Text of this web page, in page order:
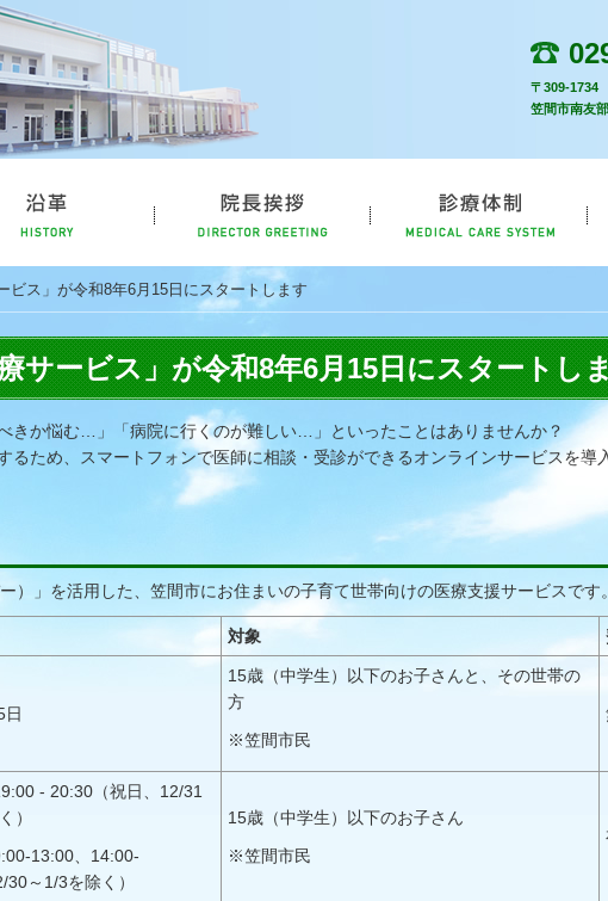
式ホームページ
〒309-1734
笠間市南友
ビス」が令和8年6月15日にスタートします
サービス」が令和8年6月15日にスタートし
きか悩む…」「病院に行くのが難しい…」といったことはありませんか？
ため、スマートフォンで医師に相談・受診ができるオンラインサービスを導
」を活用した、笠間市にお住まいの子育て世帯向けの医療支援サービスです。
対象
日
15歳（中学生）以下のお子さんと、その世帯の
方
※笠間市民
- 20:30（祝日、12/31
）
13:00、14:00-
30～1/3を除く）
15歳（中学生）以下のお子さん
※笠間市民